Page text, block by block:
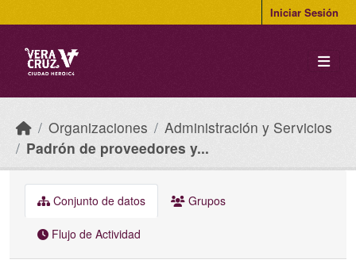
Iniciar Sesión
Organizaciones
Administración y Servicios
Padrón de proveedores y...
Conjunto de datos Grupos
Flujo de Actividad